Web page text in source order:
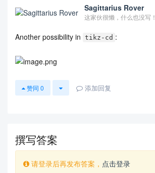
Sagittarius Rover
这家伙很懒，什么也没写！
Another possibility in tikz-cd :
赞同 0 添加回复
撰写答案
请登录后再发布答案， 点击登录